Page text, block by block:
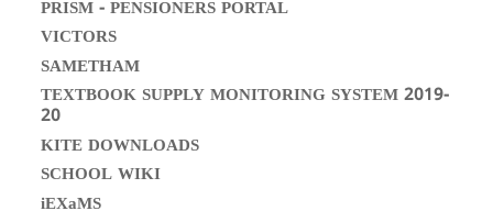
PRISM - PENSIONERS PORTAL
VICTORS
SAMETHAM
TEXTBOOK SUPPLY MONITORING SYSTEM 2019-
20
KITE DOWNLOADS
SCHOOL WIKI
iEXaMS